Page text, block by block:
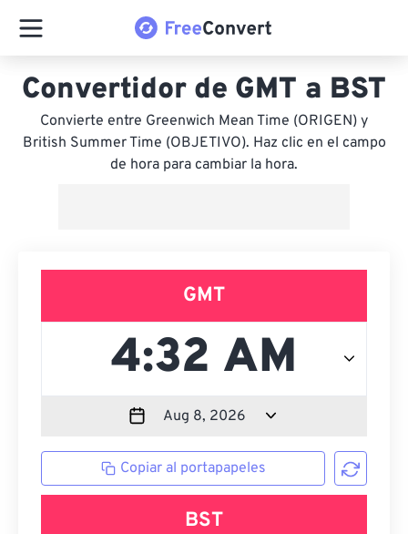
Convertidor de GMT a BST
Convierte entre Greenwich Mean Time (ORIGEN) y
British Summer Time (OBJETIVO). Haz clic en el campo
de hora para cambiar la hora.
GMT
Copiar al portapapeles
BST